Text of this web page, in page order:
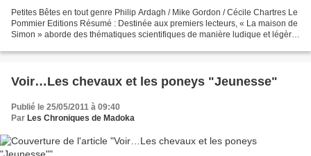
Petites Bêtes en tout genre Philip Ardagh / Mike Gordon / Cécile Chartres Le
Pommier Editions Résumé : Destinée aux premiers lecteurs, « La maison de
Simon » aborde des thématiques scientifiques de manière ludique et légère.
Voir…Les chevaux et les poneys "Jeunesse"
Publié le 25/05/2011 à 09:40
Par Les Chroniques de Madoka